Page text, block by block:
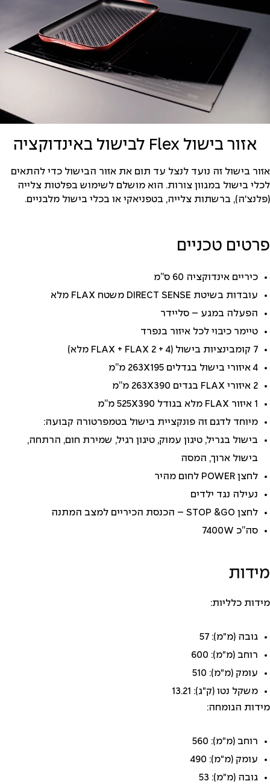
אזור בישול Flex לבישול באינדוקציה
אזור בישול זה נועד לנצל עד תום את אזור הבישול כדי להתאים
לכלי בישול במגוון צורות. הוא מושלם לשימוש בפלטות צלייה
(פלנצ'ה), ברשתות צלייה, בטפניאקי או בכלי בישול מלבניים.
פרטים טכניים
כיריים אינדוקציה 60 ס”מ
עובדות בשיטת DIRECT SENSE משטח FLAX מלא
הפעלה במגע – סליידר
טיימר כיבוי לכל איזור בנפרד
7 קומבינציות בישול (4 + 2 FLAX + FLAX מלא)
4 איזורי בישול בגדלים 263X195 מ”מ
2 איזורי FLAX בגדים 263X390 מ”מ
1 איזור FLAX מלא בגודל 525X390 מ”מ
מיוחד לדגם זה פונקציית בישול בטמפרטורה קבועה:
בישול בגריל, טיגון עמוק, טיגון רגיל, שמירת חום, הרתחה,
בישול ארוך, המסה
לחצן POWER לחום מהיר
נעילה נגד ילדים
לחצן STOP &GO – הכנסת הכיריים למצב המתנה
סה”כ 7400W
מידות
מידות כלליות:
גובה (מ"מ): 57
רוחב (מ"מ): 600
עומק (מ"מ): 510
משקל נטו (ק"ג): 13.21
מידות הגומחה:
רוחב (מ"מ): 560
עומק (מ"מ): 490
גובה (מ"מ): 53